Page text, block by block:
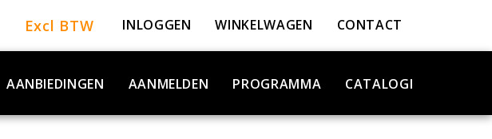
Excl BTW INLOGGEN WINKELWAGEN CONTACT
AANBIEDINGEN AANMELDEN PROGRAMMA CATALOGI